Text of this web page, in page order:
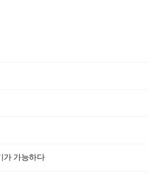
가 가능하다